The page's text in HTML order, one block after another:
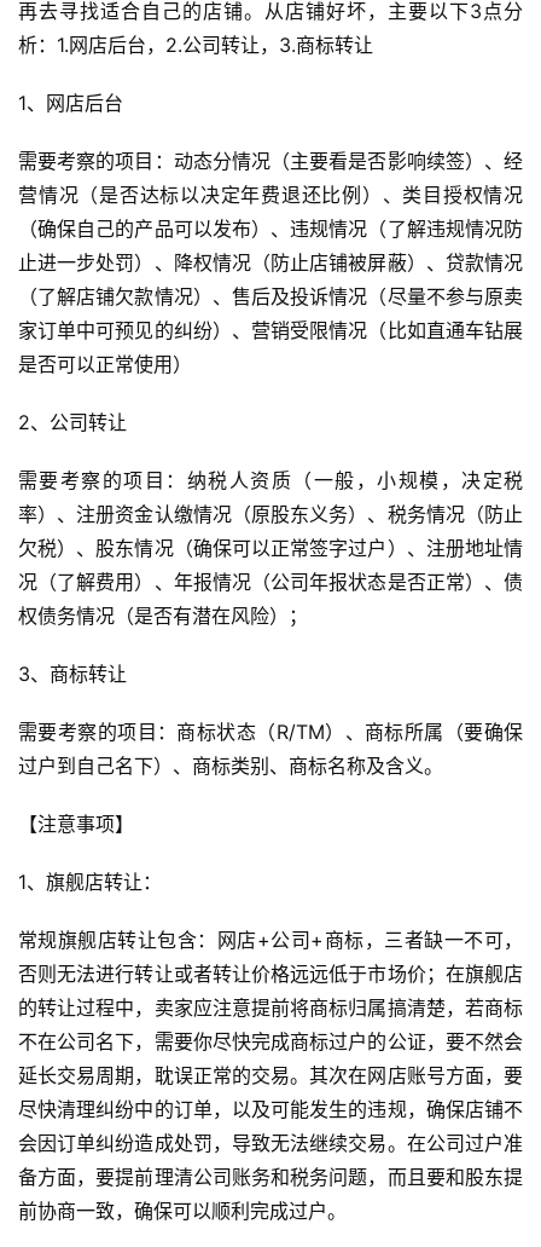
答
社
再去寻找适合自己的店铺。从店铺好坏，主要以下3点分
析：1.网店后台，2.公司转让，3.商标转让
1、网店后台
需要考察的项目：动态分情况（主要看是否影响续签）、经
营情况（是否达标以决定年费退还比例）、类目授权情况
（确保自己的产品可以发布）、违规情况（了解违规情况防
止进一步处罚）、降权情况（防止店铺被屏蔽）、贷款情况
（了解店铺欠款情况）、售后及投诉情况（尽量不参与原卖
家订单中可预见的纠纷）、营销受限情况（比如直通车钻展
是否可以正常使用）
2、公司转让
需要考察的项目：纳税人资质（一般，小规模，决定税
率）、注册资金认缴情况（原股东义务）、税务情况（防止
欠税）、股东情况（确保可以正常签字过户）、注册地址情
况（了解费用）、年报情况（公司年报状态是否正常）、债
权债务情况（是否有潜在风险）；
3、商标转让
需要考察的项目：商标状态（R/TM）、商标所属（要确保
过户到自己名下）、商标类别、商标名称及含义。
【注意事项】
1、旗舰店转让：
常规旗舰店转让包含：网店+公司+商标，三者缺一不可，
否则无法进行转让或者转让价格远远低于市场价；在旗舰店
的转让过程中，卖家应注意提前将商标归属搞清楚，若商标
不在公司名下，需要你尽快完成商标过户的公证，要不然会
延长交易周期，耽误正常的交易。其次在网店账号方面，要
尽快清理纠纷中的订单，以及可能发生的违规，确保店铺不
会因订单纠纷造成处罚，导致无法继续交易。在公司过户准
备方面，要提前理清公司账务和税务问题，而且要和股东提
前协商一致，确保可以顺利完成过户。